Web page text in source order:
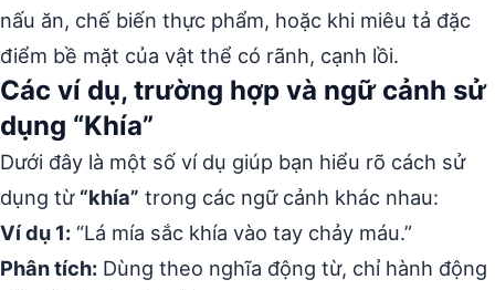
nấu ăn, chế biến thực phẩm, hoặc khi miêu tả đặc
điểm bề mặt của vật thể có rãnh, cạnh lồi.
Các ví dụ, trường hợp và ngữ cảnh sử
dụng “Khía”
Dưới đây là một số ví dụ giúp bạn hiểu rõ cách sử
dụng từ “khía” trong các ngữ cảnh khác nhau:
Ví dụ 1: “Lá mía sắc khía vào tay chảy máu.”
Phân tích: Dùng theo nghĩa động từ, chỉ hành động